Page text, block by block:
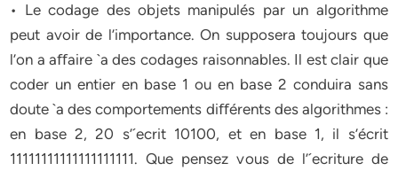
• Le codage des objets manipulés par un algorithme
peut avoir de l’importance. On supposera toujours que
l’on a aﬀaire `a des codages raisonnables. Il est clair que
coder un entier en base 1 ou en base 2 conduira sans
doute `a des comportements diﬀérents des algorithmes :
en base 2, 20 s’´ecrit 10100, et en base 1, il s’écrit
11111111111111111111. Que pensez vous de l’´ecriture de